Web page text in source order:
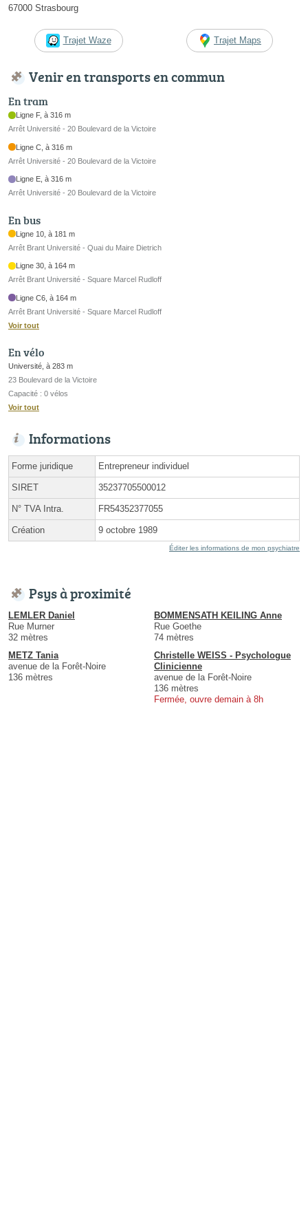
67000 Strasbourg
Trajet Waze Trajet Maps
Venir en transports en commun
En tram
Ligne F, à 316 m
Arrêt Université - 20 Boulevard de la Victoire
Ligne C, à 316 m
Arrêt Université - 20 Boulevard de la Victoire
Ligne E, à 316 m
Arrêt Université - 20 Boulevard de la Victoire
En bus
Ligne 10, à 181 m
Arrêt Brant Université - Quai du Maire Dietrich
Ligne 30, à 164 m
Arrêt Brant Université - Square Marcel Rudloff
Ligne C6, à 164 m
Arrêt Brant Université - Square Marcel Rudloff
Voir tout
En vélo
Université, à 283 m
23 Boulevard de la Victoire
Capacité : 0 vélos
Voir tout
Informations
Forme juridique Entrepreneur individuel
SIRET 35237705500012
N° TVA Intra. FR54352377055
Création 9 octobre 1989
Éditer les informations de mon psychiatre
Psys à proximité
LEMLER Daniel
Rue Murner
32 mètres
BOMMENSATH KEILING Anne
Rue Goethe
74 mètres
METZ Tania
avenue de la Forêt-Noire
136 mètres
Christelle WEISS - Psychologue
Clinicienne
avenue de la Forêt-Noire
136 mètres
Fermée, ouvre demain à 8h